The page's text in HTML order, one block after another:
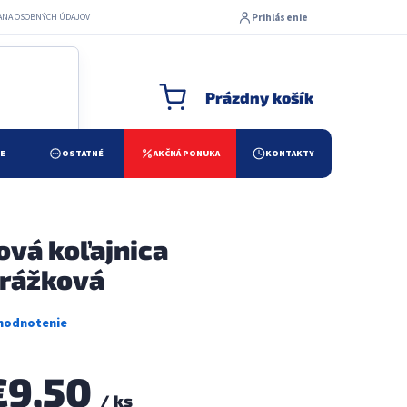
OSOBNÝCH ÚDAJOV Prihlásenie
NÁKUPNÝ KOŠÍK
Prázdny košík
OSTATNÉ AKČNÁ PONUKA KONTAKTY
koľajnica
/ ks